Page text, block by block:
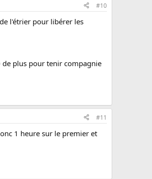
#10
l'étrier pour libérer les
de plus pour tenir compagnie
#11
1 heure sur le premier et